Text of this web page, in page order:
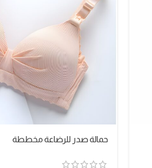
حمالة صدر للرضاعة مخططة